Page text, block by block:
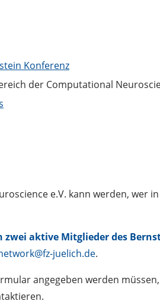
Konferenz
der Computational
e.V. kann werden,
zwei aktive Mitgliederdes
juelich.de.
angegeben werden